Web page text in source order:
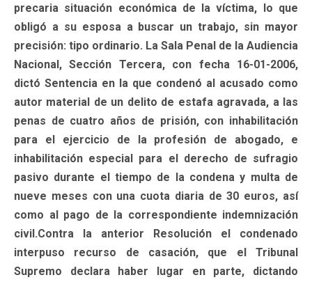
precaria situación económica de la víctima, lo que
obligó a su esposa a buscar un trabajo, sin mayor
precisión: tipo ordinario. La Sala Penal de la Audiencia
Nacional, Sección Tercera, con fecha 16-01-2006,
dictó Sentencia en la que condenó al acusado como
autor material de un delito de estafa agravada, a las
penas de cuatro años de prisión, con inhabilitación
para el ejercicio de la profesión de abogado, e
inhabilitación especial para el derecho de sufragio
pasivo durante el tiempo de la condena y multa de
nueve meses con una cuota diaria de 30 euros, así
como al pago de la correspondiente indemnización
civil.Contra la anterior Resolución el condenado
interpuso recurso de casación, que el Tribunal
Supremo declara haber lugar en parte, dictando